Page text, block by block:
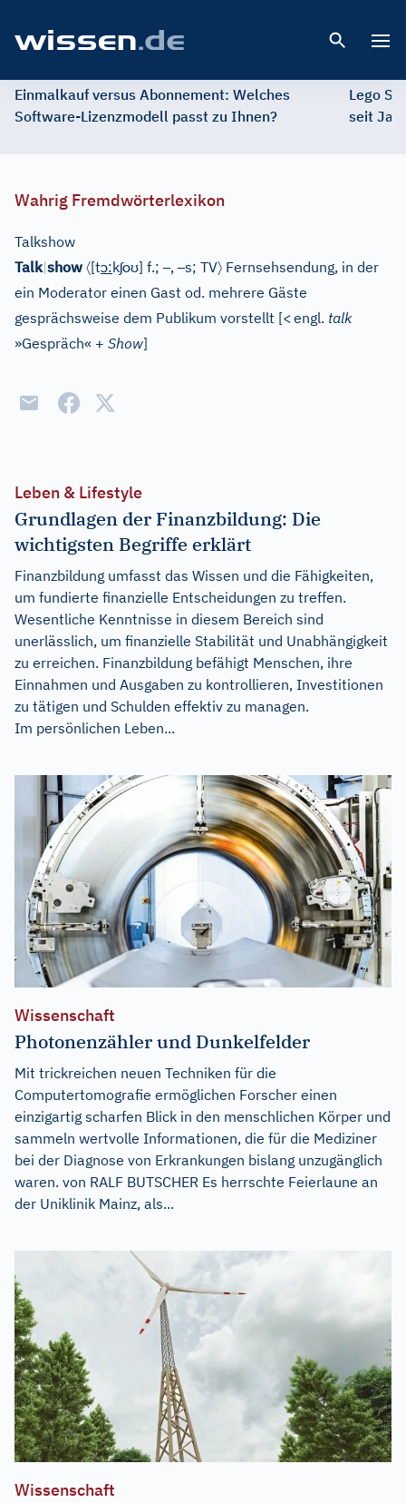
Einmalkauf versus Abonnement: Welches
Software-Lizenzmodell passt zu Ihnen?
Lego
seit
Wahrig Fremdwörterlexikon
Talkshow
Talk|show 〈[tɔ:kʃoʊ] f.;–,–s; TV〉 Fernsehsendung, in der
ein Moderator einen Gast od. mehrere Gäste
gesprächsweise dem Publikum vorstellt [<engl. talk
»Gespräch« + Show]
Leben & Lifestyle
Grundlagen der Finanzbildung: Die
wichtigsten Begriffe erklärt
Finanzbildung umfasst das Wissen und die Fähigkeiten,
um fundierte finanzielle Entscheidungen zu treffen.
Wesentliche Kenntnisse in diesem Bereich sind
unerlässlich, um finanzielle Stabilität und Unabhängigkeit
zu erreichen. Finanzbildung befähigt Menschen, ihre
Einnahmen und Ausgaben zu kontrollieren, Investitionen
zu tätigen und Schulden effektiv zu managen.
Im persönlichen Leben...
Wissenschaft
Photonenzähler und Dunkelfelder
Mit trickreichen neuen Techniken für die
Computertomografie ermöglichen Forscher einen
einzigartig scharfen Blick in den menschlichen Körper und
sammeln wertvolle Informationen, die für die Mediziner
bei der Diagnose von Erkrankungen bislang unzugänglich
waren. von RALF BUTSCHER Es herrschte Feierlaune an
der Uniklinik Mainz, als...
Wissenschaft